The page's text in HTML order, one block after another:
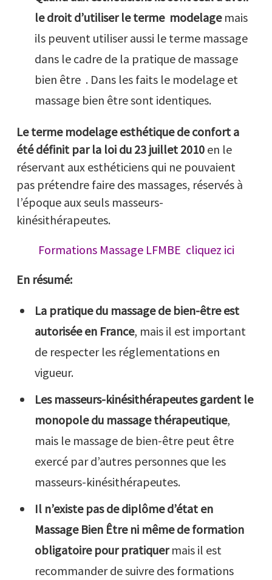
le droit d’utiliser le terme modelagemais
ils peuvent utiliser aussi le terme massage
dans le cadre de la pratique de massage
bien être . Dans les faits le modelage et
massage bien être sont identiques.
Le terme modelage esthétique de confort a
été définit par la loi du 23 juillet 2010 en le
réservant aux esthéticiens qui ne pouvaient
pas prétendre faire des massages, réservés à
l’époque aux seuls masseurs-
kinésithérapeutes.
Formations Massage LFMBE cliquez ici
En résumé:
La pratique du massage de bien-être est
autorisée en France, mais il est important
de respecter les réglementations en
vigueur.
Les masseurs-kinésithérapeutes gardent le
monopole du massage thérapeutique,
mais le massage de bien-être peut être
exercé par d’autres personnes que les
masseurs-kinésithérapeutes.
Il n’existe pas de diplôme d’état en
Massage Bien Être ni même de formation
obligatoire pour pratiquermais il est
recommander de suivre des formations